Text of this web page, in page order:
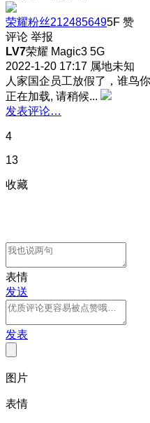
荣耀粉丝2124856495F 赞
评论 举报
LV7荣耀 Magic3 5G
2022-1-20 17:17 属地未知
人家国企员工放假了，谁鸟你
正在加载, 请稍候...
发表评论…
4
13
收藏
表情
发送
发表
图片
表情